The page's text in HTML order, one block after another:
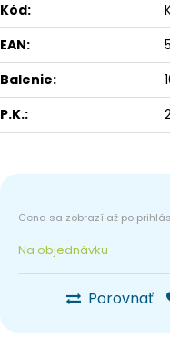
Na objednávku
Porovnať
Kód:
EAN:
Balenie:
P.K.: